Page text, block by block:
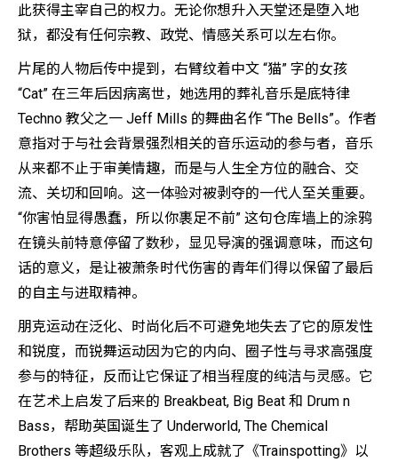
此获得主宰自己的权力。无论你想升入天堂还是堕入地
狱，都没有任何宗教、政党、情感关系可以左右你。
片尾的人物后传中提到，右臂纹着中文 “猫” 字的女孩
“Cat” 在三年后因病离世，她选用的葬礼音乐是底特律
Techno 教父之一 Jeff Mills 的舞曲名作 “The Bells”。作者
意指对于与社会背景强烈相关的音乐运动的参与者，音乐
从来都不止于审美情趣，而是与人生全方位的融合、交
流、关切和回响。这一体验对被剥夺的一代人至关重要。
“你害怕显得愚蠢，所以你裹足不前” 这句仓库墙上的涂鸦
在镜头前特意停留了数秒，显见导演的强调意味，而这句
话的意义，是让被萧条时代伤害的青年们得以保留了最后
的自主与进取精神。
朋克运动在泛化、时尚化后不可避免地失去了它的原发性
和锐度，而锐舞运动因为它的内向、圈子性与寻求高强度
参与的特征，反而让它保证了相当程度的纯洁与灵感。它
在艺术上启发了后来的 Breakbeat, Big Beat 和 Drum n
Bass，帮助英国诞生了 Underworld, The Chemical
Brothers 等超级乐队，客观上成就了《Trainspotting》以